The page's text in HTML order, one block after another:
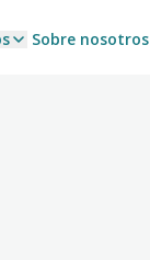
Sobre nosotros